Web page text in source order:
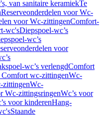
van sanitaire keramiekTe
Reserveonderdelen voor Wc-
voor Wc-zittingenComfort-
wc'sDiepspoel-wc’s
wc’s
voor
wc’s verlengdComfort
Comfort wc-zittingenWc-
zittingenWc-
Wc-zittingsringenWc’s voor
voor kinderenHang-
Staande